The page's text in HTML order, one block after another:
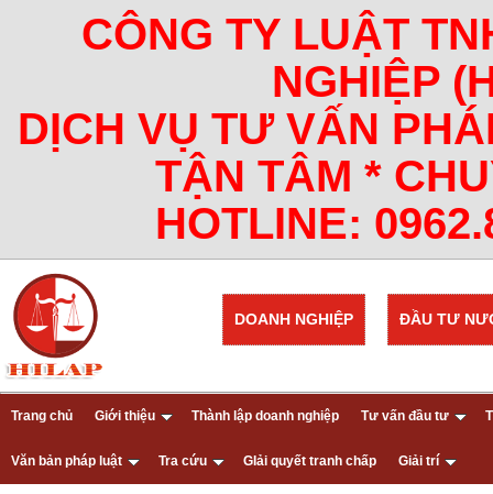
CÔNG TY LUẬT
NGHIỆP
DỊCH VỤ TƯ VẤN
TẬN TÂM *
HOTLINE:
ĐẦU TƯ
DOANH NGHIỆP
Trang chủ Giới thiệu Thành lập doanh nghiệp Tư vấn đầu tư
Văn bản pháp luật Tra cứu GIải quyết tranh chấp Giải trí